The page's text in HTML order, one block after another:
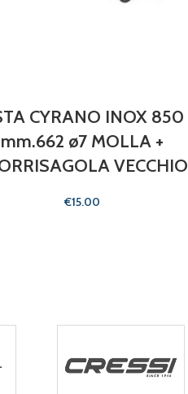
CYRANO INOX 850
mm.662 ø7 MOLLA +
VECCHIO
€